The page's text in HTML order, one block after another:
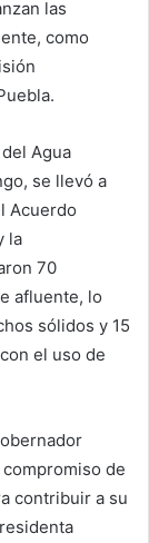
las
como
Agua
se llevó a
Acuerdo
la
70
afluente, lo
sólidos y 15
el uso de
de
contribuir a su